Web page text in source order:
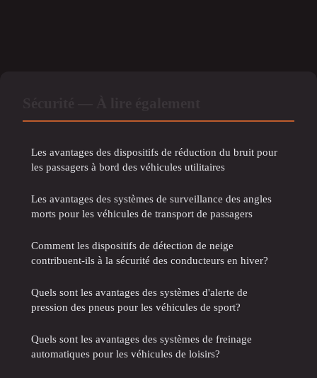
Les avantages des dispositifs de réduction du bruit pour
les passagers à bord des véhicules utilitaires
Les avantages des systèmes de surveillance des angles
morts pour les véhicules de transport de passagers
Comment les dispositifs de détection de neige
contribuent-ils à la sécurité des conducteurs en hiver?
Quels sont les avantages des systèmes d'alerte de
pression des pneus pour les véhicules de sport?
Quels sont les avantages des systèmes de freinage
automatiques pour les véhicules de loisirs?